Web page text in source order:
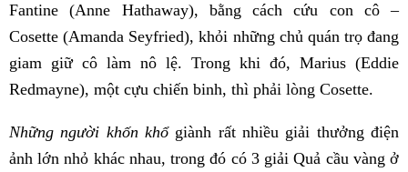
Fantine (Anne Hathaway), bằng cách cứu con cô –
Cosette (Amanda Seyfried), khỏi những chủ quán trọ đang
giam giữ cô làm nô lệ. Trong khi đó, Marius (Eddie
Redmayne), một cựu chiến binh, thì phải lòng Cosette.
Những người khốn khổgiành rất nhiều giải thưởng điện
ảnh lớn nhỏ khác nhau, trong đó có 3 giải Quả cầu vàng ở